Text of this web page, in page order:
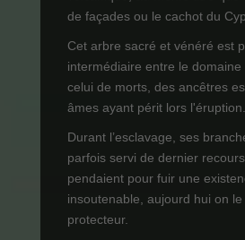
de façades ou le cachot du
Cet arbre sacré et vénéré est
intermédiaire entre le
celui de morts, des ancêtres
âmes ayant périt lors l'éruption.
Durant l’esclavage, ses
parfois servi de dernier
pendaient pour fuir une
insoutenable, aujourd hui on
protecteur.